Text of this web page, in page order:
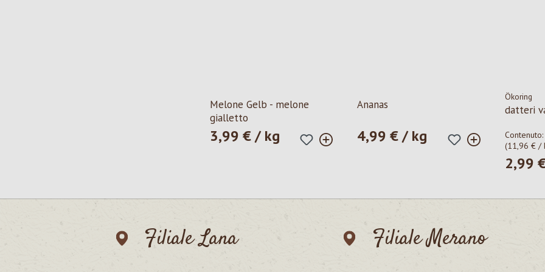
Melone Gelb - melone
gialletto
Prezzo normale:
3,99 € / kg
Ananas
Prezzo normale:
4,99 € / kg
Ökoring
datteri
Contenuto:
(11,96 € /
Prezzo
2,99
Filiale Lana Filiale Merano